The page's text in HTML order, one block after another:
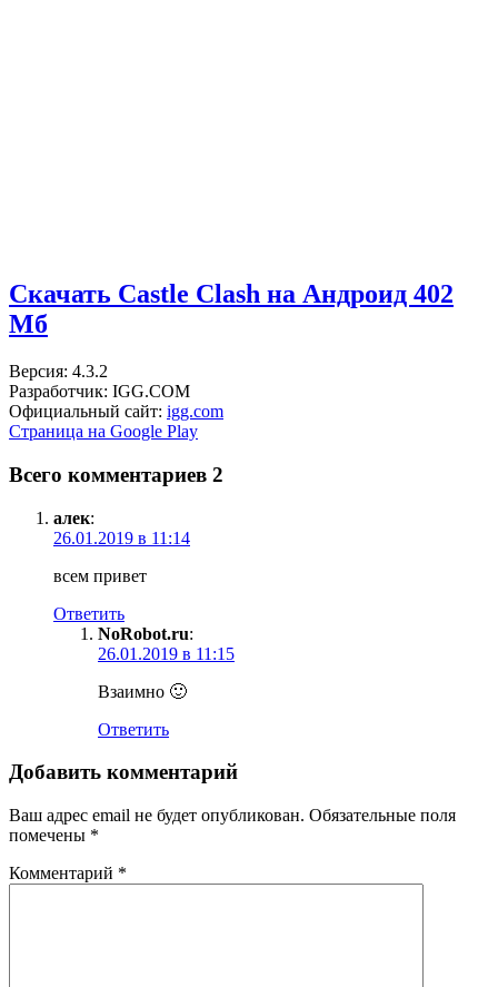
Скачать Castle Clash на Андроид 402
Мб
Версия: 4.3.2
Разработчик: IGG.COM
Официальный сайт: igg.com
Страница на Google Play
Всего комментариев 2
алек:
26.01.2019 в 11:14
всем привет
Ответить
NoRobot.ru:
26.01.2019 в 11:15
Взаимно 🙂
Ответить
Добавить комментарий
Ваш адрес email не будет опубликован. Обязательные поля
помечены *
Комментарий *